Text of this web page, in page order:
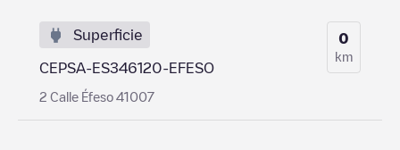
Superficie
CEPSA-ES346120-EFESO
2 Calle Éfeso 41007
0
km